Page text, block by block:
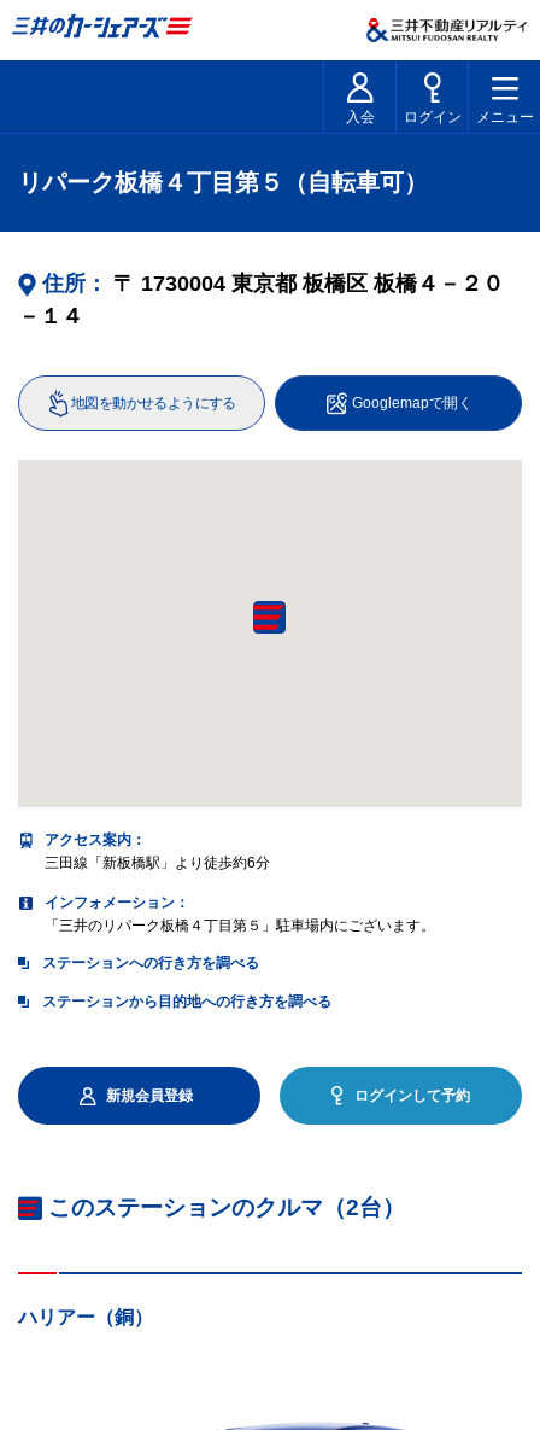
入会 ログイン メニュー
リパーク板橋４丁目第５（自転車可）
住所： 〒 1730004 東京都 板橋区 板橋４－２０
－１４
地図を動かせるようにする Googlemapで開く
アクセス案内 ：
三田線「新板橋駅」より徒歩約6分
インフォメーション：
「三井のリパーク板橋４丁目第５」駐車場内にございます。
ステーションへの行き方を調べる
ステーションから目的地への行き方を調べる
新規会員登録 ログインして予約
このステーションのクルマ（2台）
ハリアー（銅）